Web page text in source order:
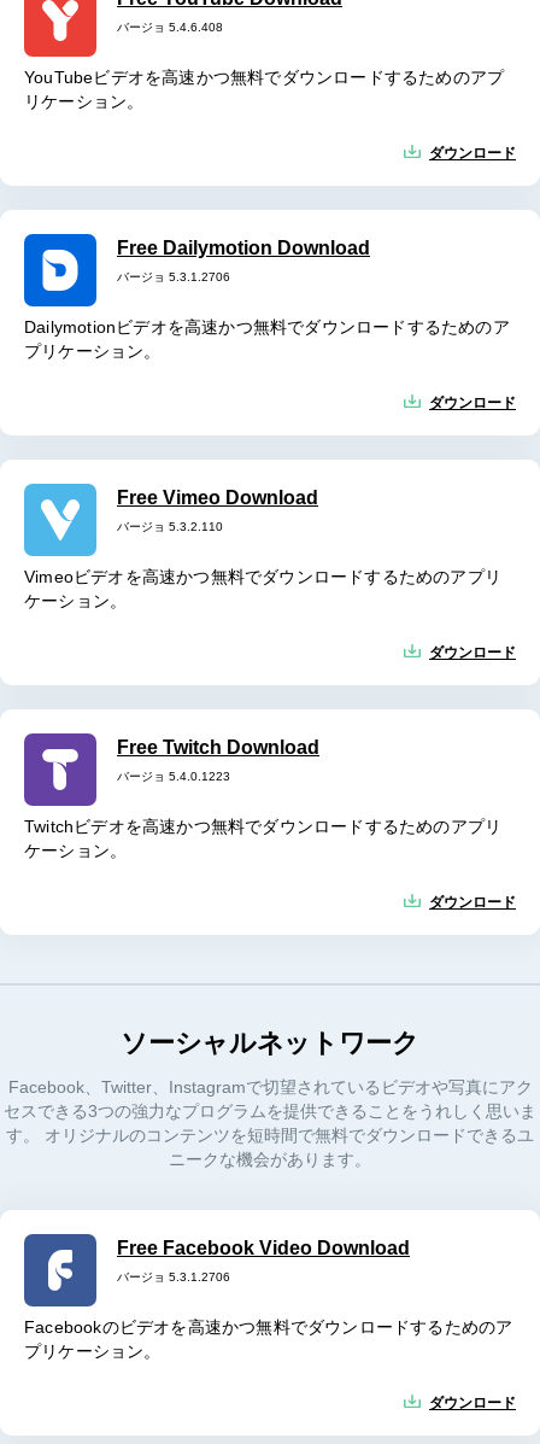
バージョ 5.4.6.408
YouTubeビデオを高速かつ無料でダウンロードするためのアプ
リケーション。
ダウンロード
Free Dailymotion Download
バージョ 5.3.1.2706
Dailymotionビデオを高速かつ無料でダウンロードするためのア
プリケーション。
ダウンロード
Free Vimeo Download
バージョ 5.3.2.110
Vimeoビデオを高速かつ無料でダウンロードするためのアプリ
ケーション。
ダウンロード
Free Twitch Download
バージョ 5.4.0.1223
Twitchビデオを高速かつ無料でダウンロードするためのアプリ
ケーション。
ダウンロード
ソーシャルネットワーク
Facebook、Twitter、Instagramで切望されているビデオや写真にアク
セスできる3つの強力なプログラムを提供できることをうれしく思いま
す。 オリジナルのコンテンツを短時間で無料でダウンロードできるユ
ニークな機会があります。
Free Facebook Video Download
バージョ 5.3.1.2706
Facebookのビデオを高速かつ無料でダウンロードするためのア
プリケーション。
ダウンロード